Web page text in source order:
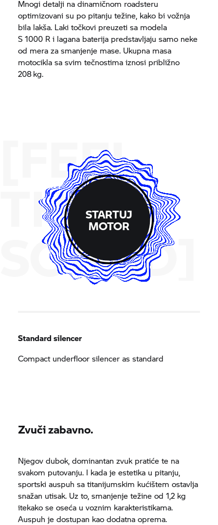
Mnogi detalji na dinamičnom roadsteru
optimizovani su po pitanju težine, kako bi vožnja
bila lakša. Laki točkovi preuzeti sa modela
S 1000 R i lagana baterija predstavljaju samo neke
od mera za smanjenje mase. Ukupna masa
motocikla sa svim tečnostima iznosi približno
208 kg.
[FEEL
THE
SOUND]
STARTUJ
MOTOR
Standard silencer
Compact underfloor silencer as standard
Zvuči zabavno.
Njegov dubok, dominantan zvuk pratiće te na
svakom putovanju. I kada je estetika u pitanju,
sportski auspuh sa titanijumskim kućištem ostavlja
snažan utisak. Uz to, smanjenje težine od 1,2 kg
itekako se oseća u voznim karakteristikama.
Auspuh je dostupan kao dodatna oprema.